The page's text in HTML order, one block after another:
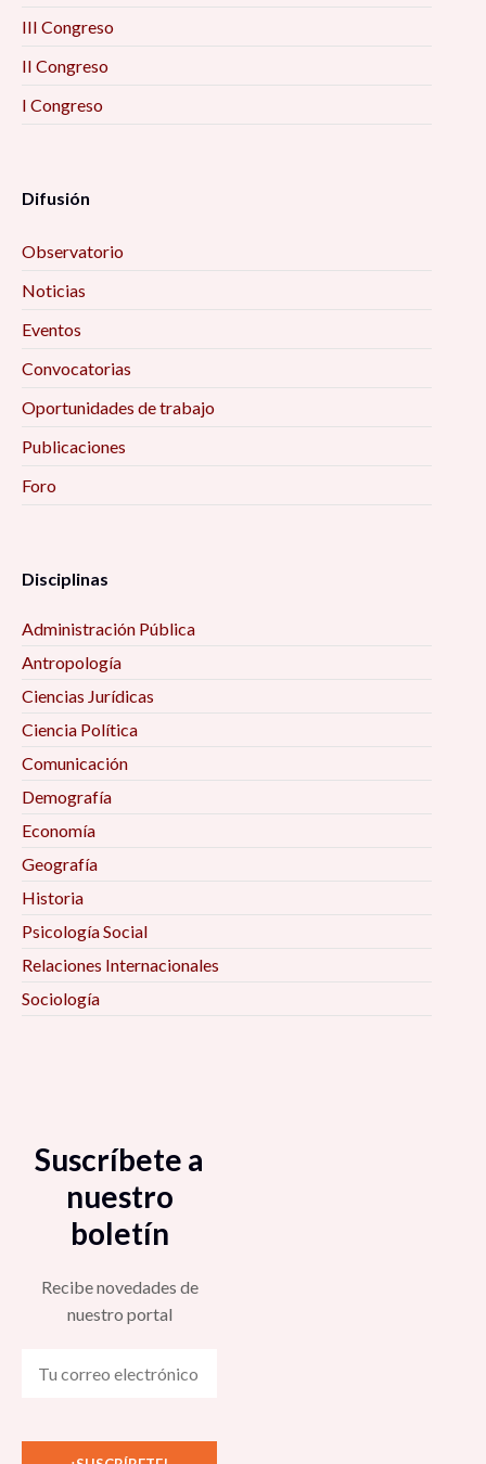
III Congreso
II Congreso
I Congreso
Difusión
Observatorio
Noticias
Eventos
Convocatorias
Oportunidades de trabajo
Publicaciones
Foro
Disciplinas
Administración Pública
Antropología
Ciencias Jurídicas
Ciencia Política
Comunicación
Demografía
Economía
Geografía
Historia
Psicología Social
Relaciones Internacionales
Sociología
Suscríbete a
nuestro
boletín
Recibe novedades de
nuestro portal